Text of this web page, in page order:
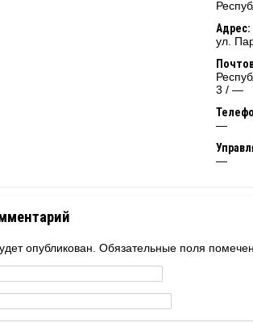
Адрес:
ул.
3 / —
—
—
опубликован. Обязательные поля